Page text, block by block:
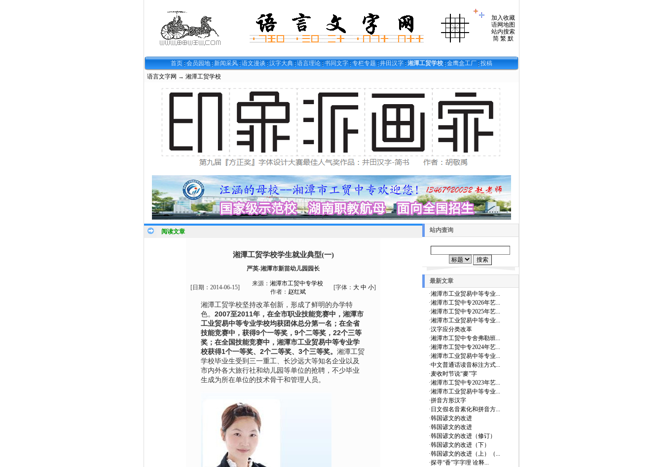
加入收藏
语网地图
站内搜索
简 繁 默
首页 会员园地 新闻采风 语文漫谈 汉字大典 语言理论 书同文字 专栏专题 井田汉字 湘潭工贸学校 金鹰盒工厂 投稿
语言文字网 → 湘潭工贸学校
阅读文章
湘潭工贸学校学生就业典型(一)
严英-湘潭市新苗幼儿园园长
[日期： 2014-06-15]
来源： 湘潭市工贸中专学校
作者： 赵红斌
[字体： 大 中 小]
湘潭工贸学校坚持改革创新，形成了鲜明的办学特
色。 2007至2011年，在全市职业技能竞赛中，湘潭市
工业贸易中等专业学校均获团体总分第一名；在全省
技能竞赛中，获得9个一等奖，9个二等奖，22个三等
奖；在全国技能竞赛中，湘潭市工业贸易中等专业学
校获得1个一等奖、2个二等奖、3个三等奖。 湘潭工贸
学校毕业生受到三一重工、长沙远大等知名企业以及
市内外各大旅行社和幼儿园等单位的抢聘，不少毕业
生成为所在单位的技术骨干和管理人员。
站内查询
最新文章
·湘潭市工业贸易中等专业...
·湘潭市工贸中专2026年艺...
·湘潭市工贸中专2025年艺...
·湘潭市工业贸易中等专业...
·汉字应分类改革
·湘潭市工贸中专舍弗勒班...
·湘潭市工贸中专2024年艺...
·湘潭市工业贸易中等专业...
·中文普通话读音标注方式...
·麦收时节说“麥”字
·湘潭市工贸中专2023年艺...
·湘潭市工业贸易中等专业...
·拼音方形汉字
· 日文假名音素化和拼音方...
·韩国谚文的改进
·韩国谚文的改进
·韩国谚文的改进（修订）
·韩国谚文的改进（下）
·韩国谚文的改进（上）（...
·探寻“香”字字理 诠释...